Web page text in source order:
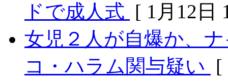
ドで成人式 [ 1月12日
女児２人が自爆か、
コ・ハラム関与疑い [